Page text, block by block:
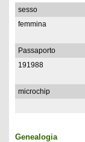
sesso
femmina
Passaporto
191988
microchip
Genealogia